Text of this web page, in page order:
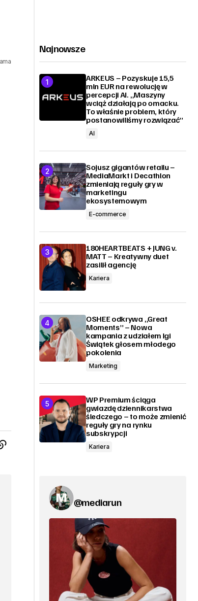
Najnowsze
ARKEUS – Pozyskuje 15,5
mln EUR na rewolucję w
percepcji AI. „Maszyny
wciąż działają po omacku.
To właśnie problem, który
postanowiliśmy rozwiązać”
AI
Sojusz gigantów retailu –
MediaMarkt i Decathlon
zmieniają reguły gry w
marketingu
ekosystemowym
E-commerce
180HEARTBEATS + JUNG v.
MATT – Kreatywny duet
zasilił agencję
Kariera
OSHEE odkrywa „Great
Moments” – Nowa
kampania z udziałem Igi
Świątek głosem młodego
pokolenia
Marketing
WP Premium ściąga
gwiazdę dziennikarstwa
śledczego – to może zmienić
reguły gry na rynku
subskrypcji
Kariera
@mediarun